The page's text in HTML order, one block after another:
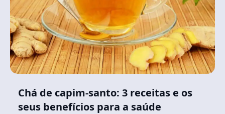
Chá de capim-santo: 3 receitas e os
seus benefícios para a saúde